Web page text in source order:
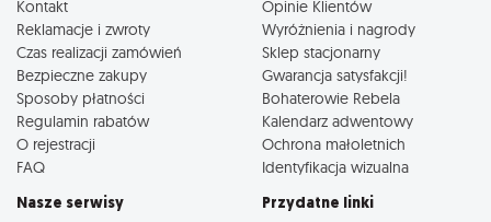
Kontakt
Reklamacje i zwroty
Czas realizacji zamówień
Bezpieczne zakupy
Sposoby płatności
Regulamin rabatów
O rejestracji
FAQ
Opinie Klientów
Wyróżnienia i nagrody
Sklep stacjonarny
Gwarancja satysfakcji!
Bohaterowie Rebela
Kalendarz adwentowy
Ochrona małoletnich
Identyfikacja wizualna
Nasze serwisy Przydatne linki